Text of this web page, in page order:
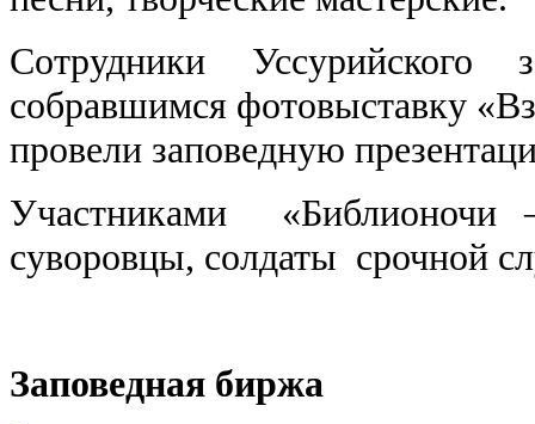
Сотрудники Уссурийского
собравшимся фотовыставку
провели заповедную
Участниками «Библионочи
суворовцы, солдаты срочной
Заповедная биржа